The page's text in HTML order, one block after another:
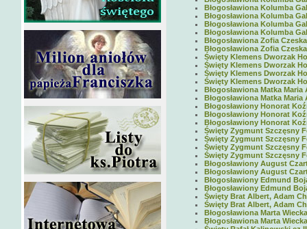
Błogosławiona Kolumba
Błogosławiona Kolumba
Błogosławiona Kolumba
Błogosławiona Kolumba
Błogosławiona Zofia
Błogosławiona Zofia
Święty Klemens Dworzak
Święty Klemens Dworzak
Święty Klemens Dworzak
Święty Klemens Dworzak
Błogosławiona Matka
Błogosławiona Matka
Błogosławiony Honorat
Błogosławiony Honorat
Błogosławiony Honorat
Święty Zygmunt Szczęsny
Święty Zygmunt Szczęsny
Święty Zygmunt Szczęsny
Święty Zygmunt Szczęsny
Błogosławiony August
Błogosławiony August
Błogosławiony Edmund
Błogosławiony Edmund
Święty Brat Albert, Adam
Święty Brat Albert, Adam
Błogosławiona Marta
Błogosławiona Marta